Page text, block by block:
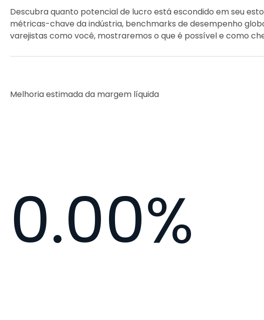
Descubra quanto potencial de lucro está escondido em seu
métricas-chave da indústria, benchmarks de desempenho
varejistas como você, mostraremos o que é possível e como
Melhoria estimada da margem líquida
0.00%